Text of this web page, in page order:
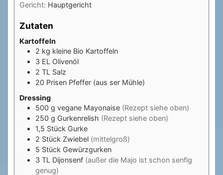
Gericht: Hauptgericht
Zutaten
Kartoffeln
2 kg kleine Bio Kartoffeln
3 EL Olivenöl
2 TL Salz
20 Prisen Pfeffer (aus ser Mühle)
Dressing
500 g vegane Mayonaise (Rezept siehe oben)
250 g Gurkenrelish (Rezept siehe oben)
1,5 Stück Gurke
2 Stück Zwiebel (mittelgroß)
5 Stück Gewürzgurken
3 TL Dijonsenf (außer die Majo ist schon senfig
genug)